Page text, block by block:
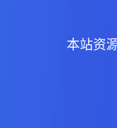
本站资